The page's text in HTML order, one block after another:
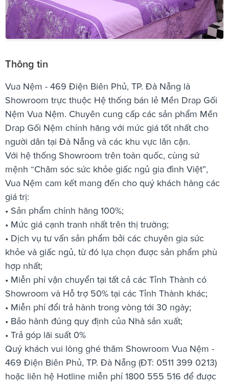
Thông tin
Vua Nệm - 469 Điện Biên Phủ, TP. Đà Nẵng là
Showroom trực thuộc Hệ thống bán lẻ Mền Drap Gối
Nệm Vua Nệm. Chuyên cung cấp các sản phẩm Mền
Drap Gối Nệm chính hãng với mức giá tốt nhất cho
người dân tại Đà Nẵng và các khu vực lân cận.
Với hệ thống Showroom trên toàn quốc, cùng sứ
mệnh “Chăm sóc sức khỏe giấc ngủ gia đình Việt”,
Vua Nệm cam kết mang đến cho quý khách hàng các
giá trị:
• Sản phẩm chính hãng 100%;
• Mức giá cạnh tranh nhất trên thị trường;
• Dịch vụ tư vấn sản phẩm bởi các chuyên gia sức
khỏe và giấc ngủ, từ đó lựa chọn được sản phẩm phù
hợp nhất;
• Miễn phí vận chuyển tại tất cả các Tỉnh Thành có
Showroom và Hỗ trợ 50% tại các Tỉnh Thành khác;
• Miễn phí đổi trả hành trong vòng tới 30 ngày;
• Bảo hành đúng quy định của Nhà sản xuất;
• Trả góp lãi suất 0%
Quý khách vui lòng ghé thăm Showroom Vua Nệm -
469 Điện Biên Phủ, TP. Đà Nẵng (ĐT: 0511 399 0213)
hoặc liên hệ Hotline miễn phí 1800 555 516 để được